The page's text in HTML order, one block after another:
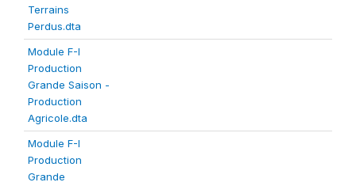
Terrains
Perdus.dta
Module F-I
Production
Grande Saison -
Production
Agricole.dta
Module F-I
Production
Grande